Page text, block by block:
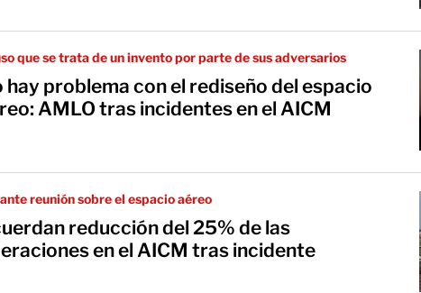
que se trata de un invento por parte de sus adversarios
hay problema con el rediseño del espacio
AMLO tras incidentes en el AICM
reunión sobre el espacio aéreo
reducción del 25% de las
en el AICM tras incidente